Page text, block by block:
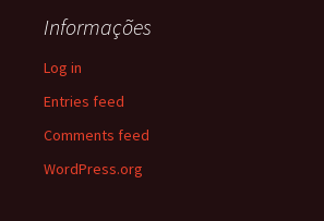
Informações
Log in
Entries feed
Comments feed
WordPress.org